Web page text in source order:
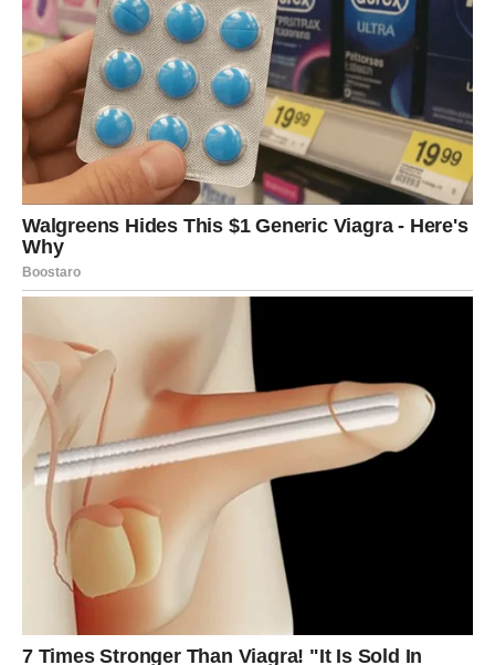
uobičajena faza u razvoju dječje kreativnosti. Međutim,
prema Vastu učenju, prljavi zidovi, nasumične linije i
neuredne površine mogu blokirati protok novčane
energije i čak uzrokovati finansijske dugove. Redovno
održavanje zidova čistim, svježim i svijetlim dio je
rituala koji pomaže u očuvanju harmonične atmosfere.
Posebna pažnja pridaje se severoistočnom dijelu doma, koji
se u Vastu smatra najvažnijim sektorom za privlačenje novca i
duhovnog blagostanja. Taj dio doma uvijek treba biti uredan,
svijetao i prozračan. Preporučuje se izbjegavanje zatrpavanja
tog prostora namještajem, starim stvarima ili neredima. Po
mogućnosti, u tom dijelu doma može se postaviti oltar, biljka ili
posuda s čistom vodom, kao simbol duhovne pročišćenosti i
obilja.
Još jedan savjet odnosi se na južni dio kuće, koji prema
Vastu ne bi trebao sadržavati simboliku vode. To znači da
se tamo ne preporučuje postavljanje akvarijuma, fontana
niti slika vodopada ili rijeka. Voda u ovom dijelu može
poremetiti ravnotežu elemenata i izazvati finansijske
gubitke. Umjesto toga, u južnom dijelu poželjni su motivi
vatre i zemlje, poput svijeća, keramike ili toplih boja.